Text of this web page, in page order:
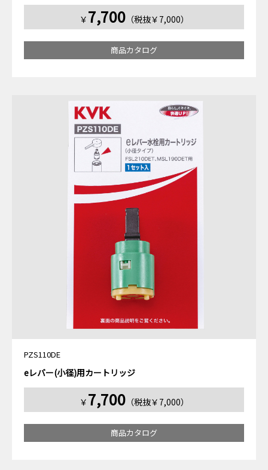
￥ 7,700（税抜￥7,000）
商品カタログ
PZS110DE
eレバー(小径)用カートリッジ
￥ 7,700（税抜￥7,000）
商品カタログ